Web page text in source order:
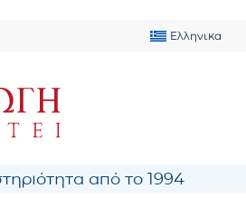
Ελληνικα
από το 1994